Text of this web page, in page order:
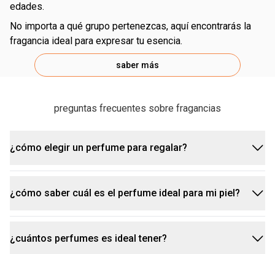
edades.
no importa a qué grupo pertenezcas, aquí encontrarás la
fragancia ideal para expresar tu esencia.
saber más
preguntas frecuentes sobre fragancias
¿cómo elegir un perfume para regalar?
para elegir la fragancia ideal, sigue estos
consejos:
piensa en la personalidad de la persona:
¿cómo saber cuál es el perfume ideal para mi piel?
para eso, prueba el perfume en tu piel y observa
¿cuántos perfumes es ideal tener?